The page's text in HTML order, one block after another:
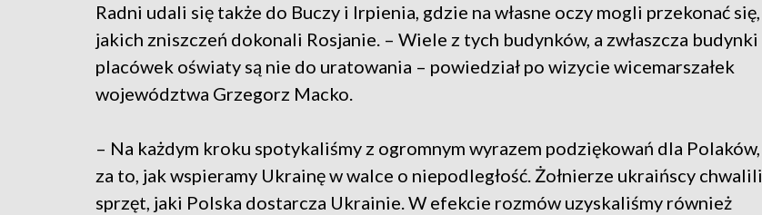
Radni udali się także do Buczy i Irpienia, gdzie na własne oczy mogli przekonać się,
jakich zniszczeń dokonali Rosjanie. – Wiele z tych budynków, a zwłaszcza budynki
placówek oświaty są nie do uratowania – powiedział po wizycie wicemarszałek
województwa Grzegorz Macko.
– Na każdym kroku spotykaliśmy z ogromnym wyrazem podziękowań dla Polaków,
za to, jak wspieramy Ukrainę w walce o niepodległość. Żołnierze ukraińscy chwalili
sprzęt, jaki Polska dostarcza Ukrainie. W efekcie rozmów uzyskaliśmy również